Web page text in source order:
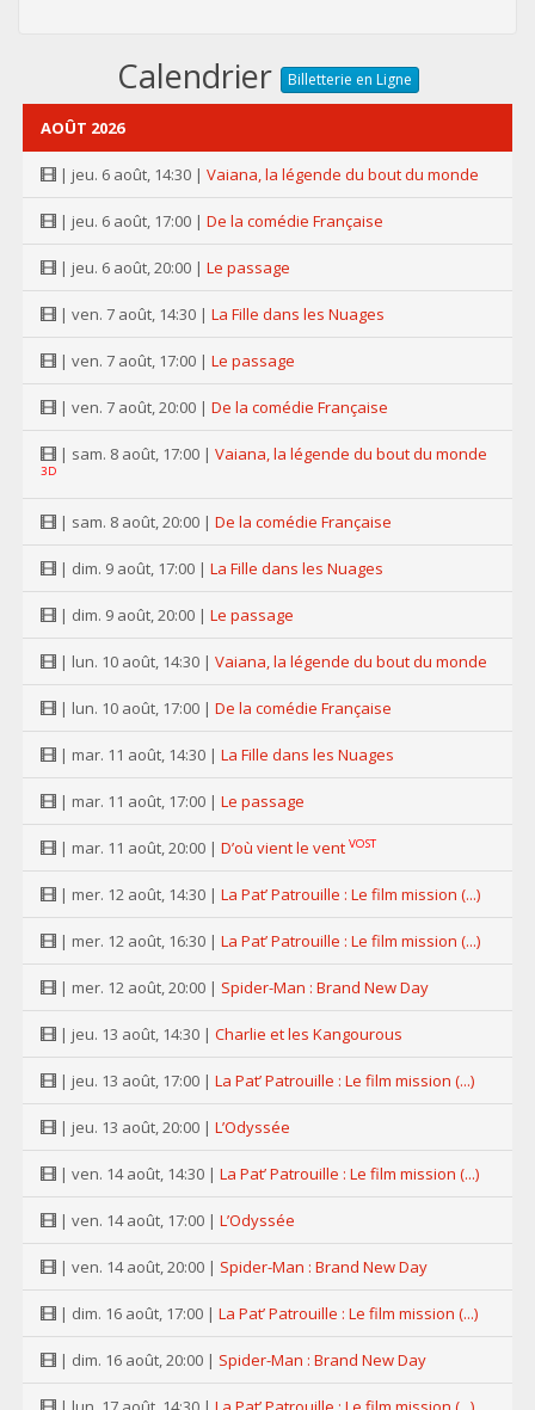
Calendrier Billetterie en Ligne
AOÛT 2026
| jeu. 6 août, 14:30 | Vaiana, la légende du bout du monde
| jeu. 6 août, 17:00 | De la comédie Française
| jeu. 6 août, 20:00 | Le passage
| ven. 7 août, 14:30 | La Fille dans les Nuages
| ven. 7 août, 17:00 | Le passage
| ven. 7 août, 20:00 | De la comédie Française
| sam. 8 août, 17:00 | Vaiana, la légende du bout du monde
3D
| sam. 8 août, 20:00 | De la comédie Française
| dim. 9 août, 17:00 | La Fille dans les Nuages
| dim. 9 août, 20:00 | Le passage
| lun. 10 août, 14:30 | Vaiana, la légende du bout du monde
| lun. 10 août, 17:00 | De la comédie Française
| mar. 11 août, 14:30 | La Fille dans les Nuages
| mar. 11 août, 17:00 | Le passage
| mar. 11 août, 20:00 | D’où vient le vent VOST
| mer. 12 août, 14:30 | La Pat’ Patrouille : Le film mission (...)
| mer. 12 août, 16:30 | La Pat’ Patrouille : Le film mission (...)
| mer. 12 août, 20:00 | Spider-Man : Brand New Day
| jeu. 13 août, 14:30 | Charlie et les Kangourous
| jeu. 13 août, 17:00 | La Pat’ Patrouille : Le film mission (...)
| jeu. 13 août, 20:00 | L’Odyssée
| ven. 14 août, 14:30 | La Pat’ Patrouille : Le film mission (...)
| ven. 14 août, 17:00 | L’Odyssée
| ven. 14 août, 20:00 | Spider-Man : Brand New Day
| dim. 16 août, 17:00 | La Pat’ Patrouille : Le film mission (...)
| dim. 16 août, 20:00 | Spider-Man : Brand New Day